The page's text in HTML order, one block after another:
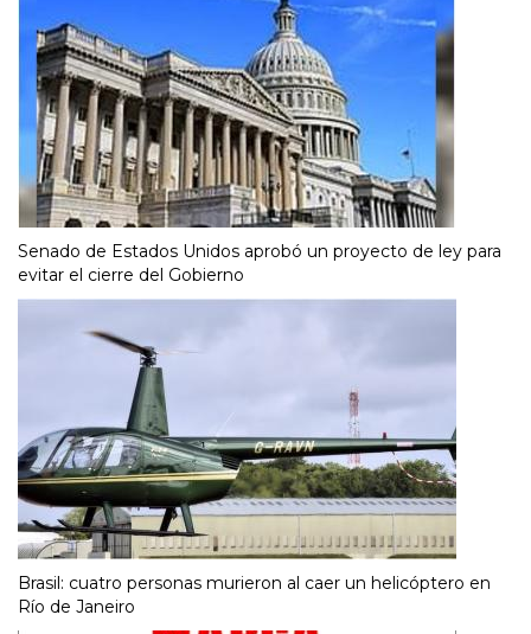
Senado de Estados Unidos aprobó un proyecto de ley para
evitar el cierre del Gobierno
Brasil: cuatro personas murieron al caer un helicóptero en
Río de Janeiro